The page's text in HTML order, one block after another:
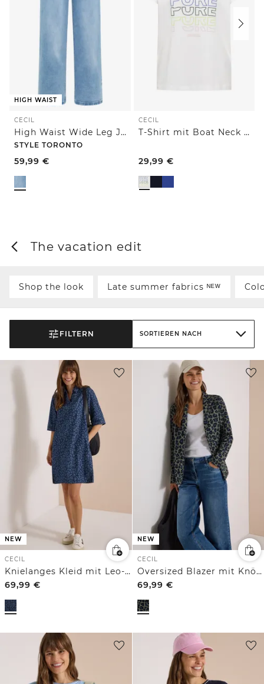
HIGH WAIST
CECIL
High Waist Wide Leg Jeans im Slim Fit
STYLE TORONTO
59,99 €
CECIL
T-Shirt mit Boat Neck und Frontprint
29,99 €
The vacation edit
Shop the look Late summer fabrics ᴺᴱᵂ
FILTERN SORTIEREN NACH
NEW
CECIL
Knielanges Kleid mit Leo-Muster
69,99 €
NEW
CECIL
Oversized Blazer mit Knöpfen und Print
69,99 €